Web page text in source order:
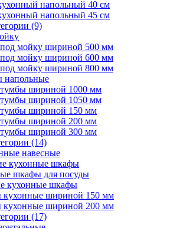
напольный 40 см
напольный 45 см
(9)
мойку шириной 500 мм
мойку шириной 600 мм
мойку шириной 800 мм
напольные
шириной 1000 мм
шириной 1050 мм
шириной 150 мм
шириной 200 мм
шириной 300 мм
(14)
навесные
кухонные шкафы
шкафы для посуды
кухонные шкафы
шириной 150 мм
шириной 200 мм
(17)